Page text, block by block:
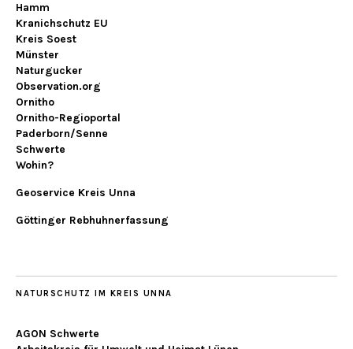
Hamm
Kranichschutz EU
Kreis Soest
Münster
Naturgucker
Observation.org
Ornitho
Ornitho-Regioportal
Paderborn/Senne
Schwerte
Wohin?
Geoservice Kreis Unna
Göttinger Rebhuhnerfassung
NATURSCHUTZ IM KREIS UNNA
AGON Schwerte